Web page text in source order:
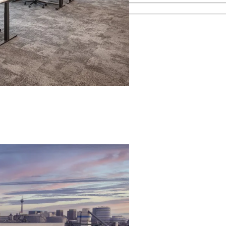
Immobilienprozess.
kennen.